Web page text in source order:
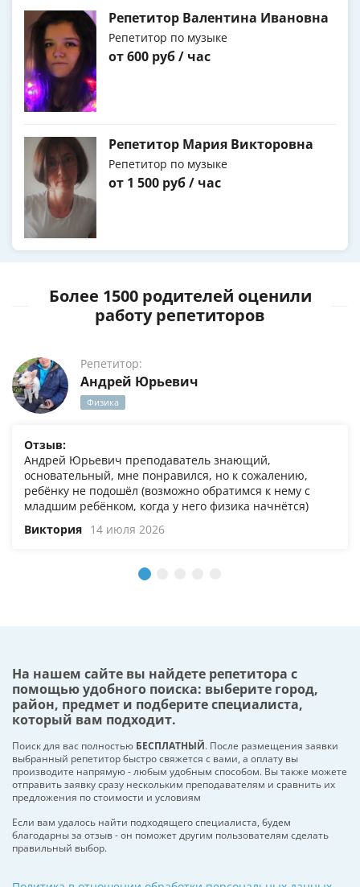
Репетитор Валентина Ивановна
Репетитор по музыке
от 600 руб / час
Репетитор Мария Викторовна
Репетитор по музыке
от 1 500 руб / час
Более 1500 родителей оценили
работу репетиторов
Репетитор:
Андрей Юрьевич
Физика
Отзыв:
Андрей Юрьевич преподаватель знающий,
основательный, мне понравился, но к сожалению,
ребёнку не подошёл (возможно обратимся к нему с
младшим ребёнком, когда у него физика начнётся)
Виктория 14 июля 2026
На нашем сайте вы найдете репетитора с
помощью удобного поиска: выберите город,
район, предмет и подберите специалиста,
который вам подходит.
Поиск для вас полностью БЕСПЛАТНЫЙ. После размещения заявки
выбранный репетитор быстро свяжется с вами, а оплату вы
производите напрямую - любым удобным способом. Вы также можете
отправить заявку сразу нескольким преподавателям и сравнить их
предложения по стоимости и условиям
Если вам удалось найти подходящего специалиста, будем
благодарны за отзыв - он поможет другим пользователям сделать
правильный выбор.